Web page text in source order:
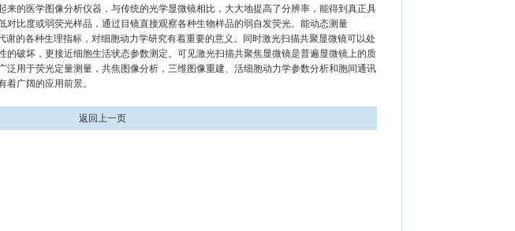
的医学图像分析仪器，与传统的光学显微镜相比，大大地提高了分辨率，能得到真正具
对比度或弱荧光样品，通过目镜直接观察各种生物样品的弱自发荧光。能动态测量
的各种生理指标，对细胞动力学研究有着重要的意义。同时激光扫描共聚显微镜可以处
的破坏，更接近细胞生活状态参数测定。可见激光扫描共聚焦显微镜是普遍显微镜上的质
泛用于荧光定量测量，共焦图像分析，三维图像重建、活细胞动力学参数分析和胞间通讯
广阔的应用前景。
返回上一页